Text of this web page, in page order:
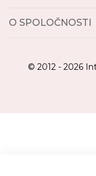
O SPOLOČNOSTI
© 2012 - 2026